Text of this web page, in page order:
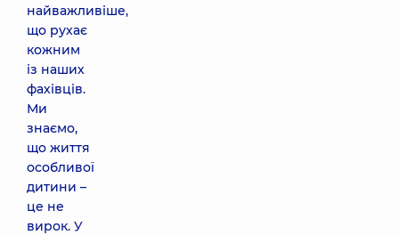
найважливіше,
що рухає
кожним
із наших
фахівців.
Ми
знаємо,
що життя
особливої
дитини –
це не
вирок. У